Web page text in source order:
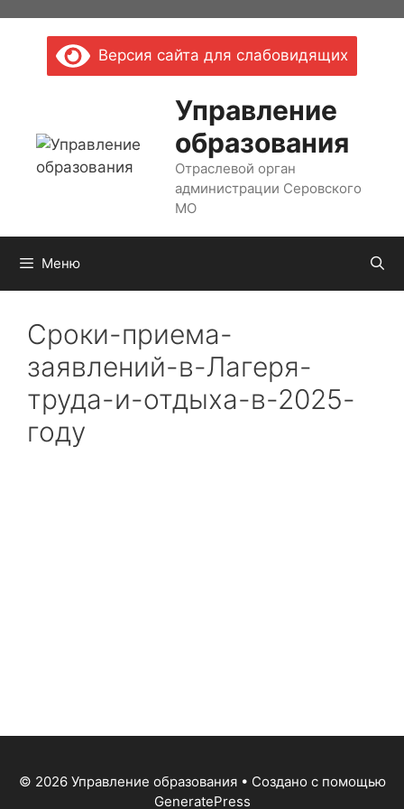
содержимомуВерсия сайта для слабовидящих
Управление
образования
Отраслевой орган
администрации Серовского
МО
Меню
Сроки-приема-
заявлений-в-Лагеря-
труда-и-отдыха-в-2025-
году
© 2026 Управление образования• Создано с помощью
GeneratePress